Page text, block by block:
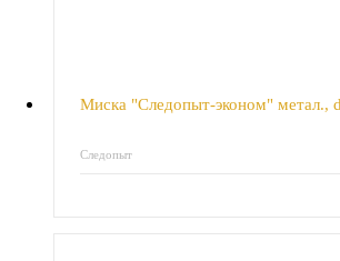
Миска "Следопыт-эконом" метал.,
Следопыт